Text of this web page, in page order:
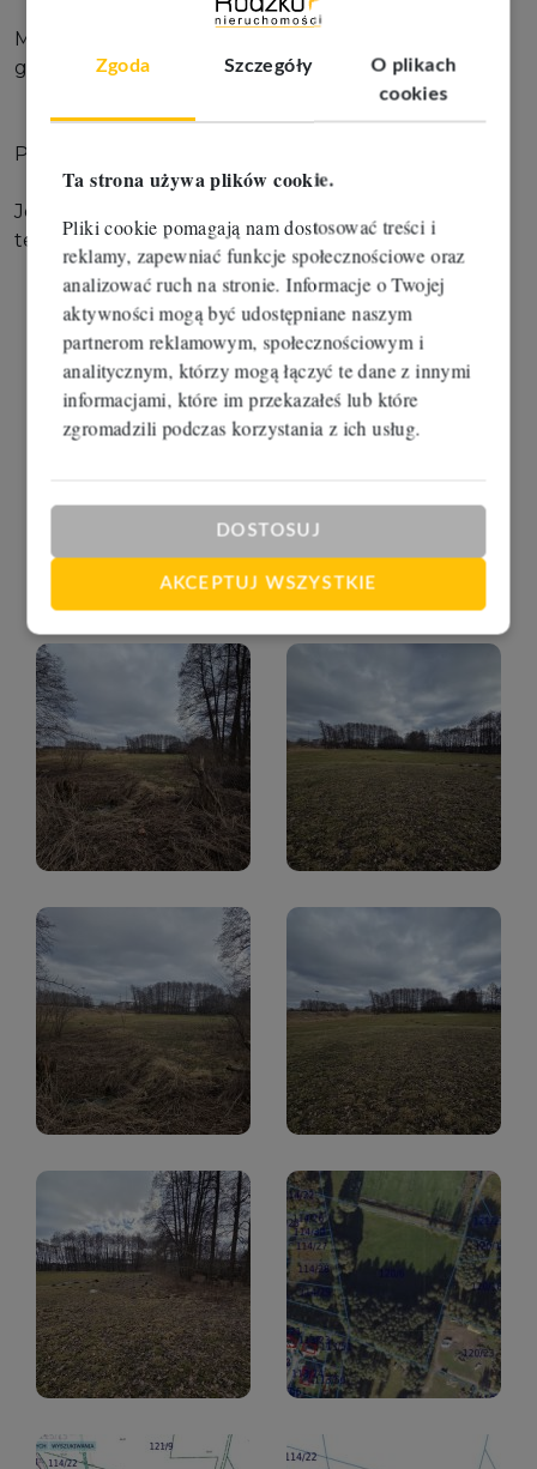
Zgoda Szczegóły
O plikach
cookies
Ta strona używa plików cookie.
Pliki cookie pomagają nam dostosować treści i
reklamy, zapewniać funkcje społecznościowe oraz
analizować ruch na stronie. Informacje o Twojej
aktywności mogą być udostępniane naszym
partnerom reklamowym, społecznościowym i
analitycznym, którzy mogą łączyć te dane z innymi
informacjami, które im przekazałeś lub które
zgromadzili podczas korzystania z ich usług.
DOSTOSUJ
AKCEPTUJ WSZYSTKIE
Media w drodze oddalonej o 48,5 m - prąd, woda,
gaz.
Polecam i zapraszam na prezentację!
Joanna Chojnacka
tel. 787999422